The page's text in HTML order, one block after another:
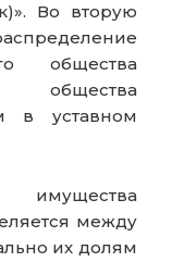
Во вторую
общества
в уставном
между
их долям